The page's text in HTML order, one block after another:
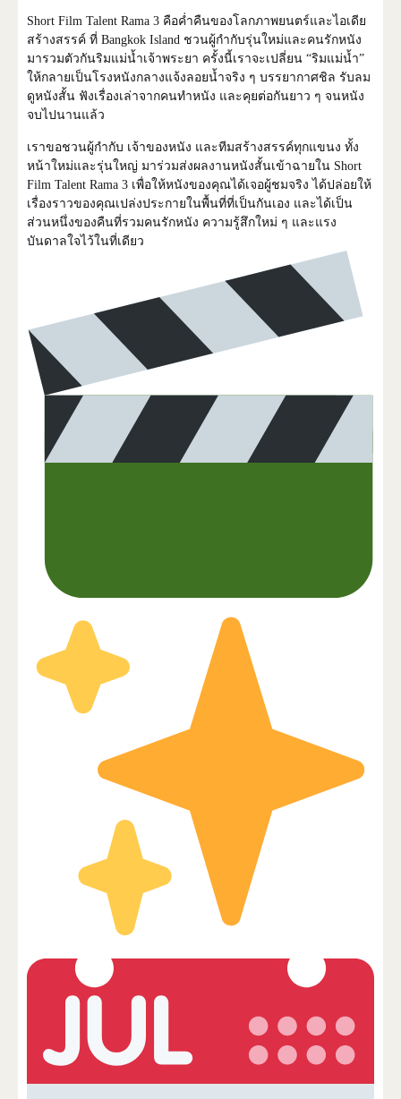
Short Film Talent Rama 3 คือค่ำคืนของโลกภาพยนตร์และไอเดีย
สร้างสรรค์ ที่ Bangkok Island ชวนผู้กำกับรุ่นใหม่และคนรักหนัง
มารวมตัวกันริมแม่น้ำเจ้าพระยา ครั้งนี้เราจะเปลี่ยน “ริมแม่น้ำ”
ให้กลายเป็นโรงหนังกลางแจ้งลอยน้ำจริง ๆ บรรยากาศชิล รับลม
ดูหนังสั้น ฟังเรื่องเล่าจากคนทำหนัง และคุยต่อกันยาว ๆ จนหนัง
จบไปนานแล้ว
เราขอชวนผู้กำกับ เจ้าของหนัง และทีมสร้างสรรค์ทุกแขนง ทั้ง
หน้าใหม่และรุ่นใหญ่ มาร่วมส่งผลงานหนังสั้นเข้าฉายใน Short
Film Talent Rama 3 เพื่อให้หนังของคุณได้เจอผู้ชมจริง ได้ปล่อยให้
เรื่องราวของคุณเปล่งประกายในพื้นที่ที่เป็นกันเอง และได้เป็น
ส่วนหนึ่งของคืนที่รวมคนรักหนัง ความรู้สึกใหม่ ๆ และแรง
บันดาลใจไว้ในที่เดียว